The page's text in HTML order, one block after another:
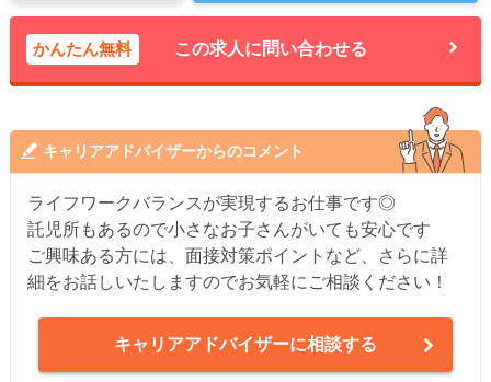
かんたん無料 この求人に問い合わせる
キャリアアドバイザーからのコメント
ライフワークバランスが実現するお仕事です◎
託児所もあるので小さなお子さんがいても安心です
ご興味ある方には、面接対策ポイントなど、さらに詳
細をお話しいたしますのでお気軽にご相談ください！
キャリアアドバイザーに相談する